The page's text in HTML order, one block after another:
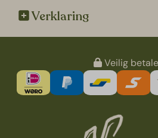
Verklaring
Veilig